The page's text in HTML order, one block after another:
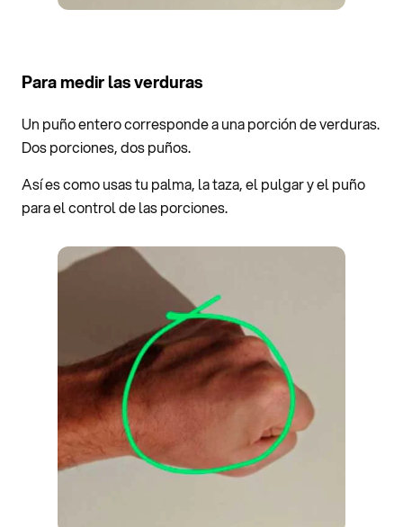
Para medir las verduras
Un puño entero corresponde a una porción de verduras.
Dos porciones, dos puños.
Así es como usas tu palma, la taza, el pulgar y el puño
para el control de las porciones.